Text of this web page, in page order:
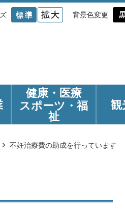
背景色変更
健康・医療
スポーツ・福
祉
観
不妊治療費の助成を行っています